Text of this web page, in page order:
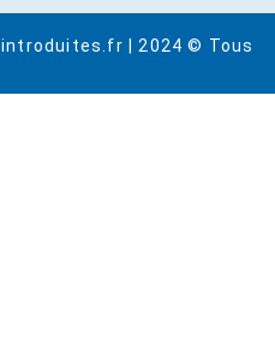
| 2024 © Tous